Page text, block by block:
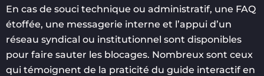
En cas de souci technique ou administratif, une FAQ
étoffée, une messagerie interne et l’appui d’un
réseau syndical ou institutionnel sont disponibles
pour faire sauter les blocages. Nombreux sont ceux
qui témoignent de la praticité du guide interactif en